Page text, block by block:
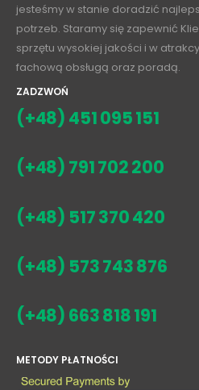
jesteśmy w stanie doradzić
potrzeb. Staramy się zapewnić
sprzętu wysokiej jakości i w
fachową obsługą oraz poradą.
ZADZWOŃ
(+48) 451 095 151
(+48) 791 702 200
(+48) 517 370 420
(+48) 573 743 876
(+48) 663 818 191
METODY PŁATNOŚCI